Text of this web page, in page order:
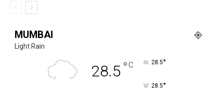
MUMBAI
Light Rain
28.5 °C 28.5°
28.5°